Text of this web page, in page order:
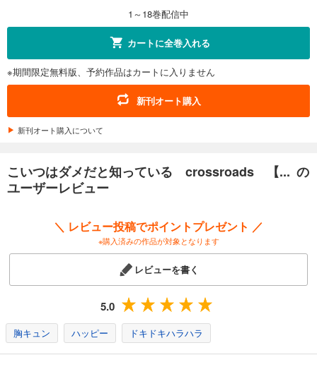
円 (税込)
こいつはダメだと知っている vie ensemble【第6話～翔太と龍之介～】【特典付き】
あらすじを表示する
円 (税込)
あらすじを表示する
1～18巻配信中
カートに全巻入れる
※期間限定無料版、予約作品はカートに入りません
新刊オート購入
新刊オート購入について
こいつはダメだと知っている crossroads 【... の
ユーザーレビュー
＼ レビュー投稿でポイントプレゼント ／
※購入済みの作品が対象となります
レビューを書く
5.0
胸キュン ハッピー ドキドキハラハラ